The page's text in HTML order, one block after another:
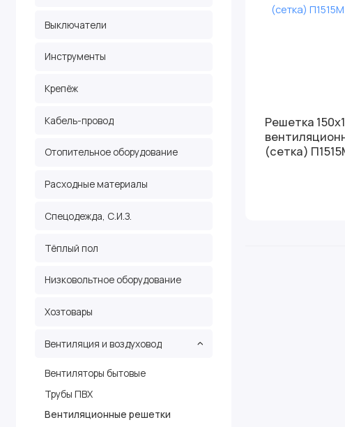
Выключатели
Инструменты
Крепёж
Кабель-провод
Отопительное оборудование
Расходные материалы
Спецодежда, С.И.З.
Тёплый пол
Низковольтное оборудование
Хозтовары
Вентиляция и воздуховод
Вентиляторы бытовые
Трубы ПВХ
Вентиляционные решетки
Решетка
(сетка)